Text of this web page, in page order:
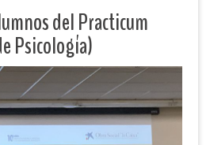
del Practicum
Psicología)